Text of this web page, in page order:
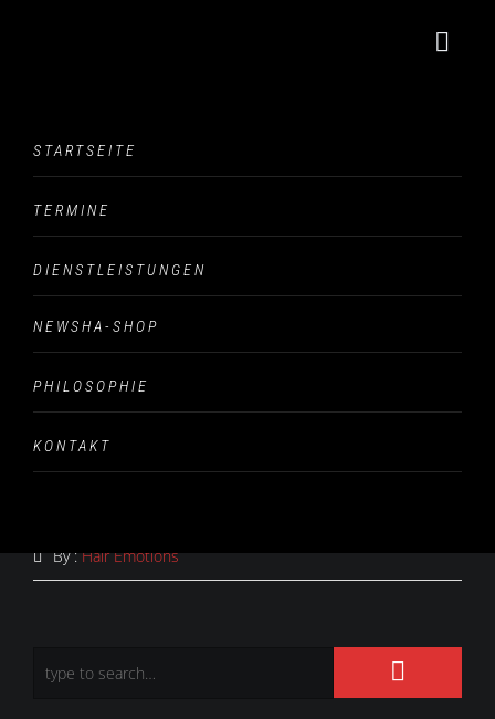
STARTSEITE
TERMINE
DIENSTLEISTUNGEN
NEWSHA-SHOP
PHILOSOPHIE
KONTAKT
Blog Single
logo-black
By :Hair Emotions